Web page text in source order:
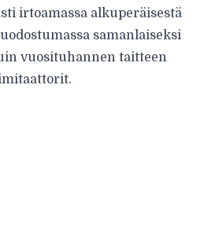
irtoamassa alkuperäisestä
samanlaiseksi
vuosituhannen taitteen